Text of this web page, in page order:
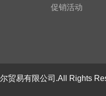
促销活动
贸易有限公司.All Rights